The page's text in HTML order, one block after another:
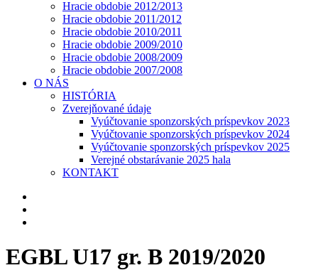
Hracie obdobie 2012/2013
Hracie obdobie 2011/2012
Hracie obdobie 2010/2011
Hracie obdobie 2009/2010
Hracie obdobie 2008/2009
Hracie obdobie 2007/2008
O NÁS
HISTÓRIA
Zverejňované údaje
Vyúčtovanie sponzorských príspevkov 2023
Vyúčtovanie sponzorských príspevkov 2024
Vyúčtovanie sponzorských príspevkov 2025
Verejné obstarávanie 2025 hala
KONTAKT
EGBL U17 gr. B 2019/2020